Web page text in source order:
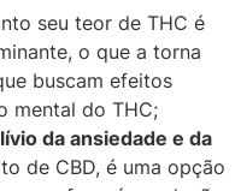
seu teor de THC é
o que a torna
buscam efeitos
mental do THC;
da ansiedade e da
de CBD, é uma opção